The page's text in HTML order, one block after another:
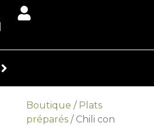
Boutique / Plats
préparés/ Chili con